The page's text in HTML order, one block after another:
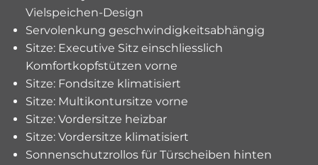
Vielspeichen-Design
Servolenkung geschwindigkeitsabhängig
Sitze: Executive Sitz einschliesslich
Komfortkopfstützen vorne
Sitze: Fondsitze klimatisiert
Sitze: Multikontursitze vorne
Sitze: Vordersitze heizbar
Sitze: Vordersitze klimatisiert
Sonnenschutzrollos für Türscheiben hinten